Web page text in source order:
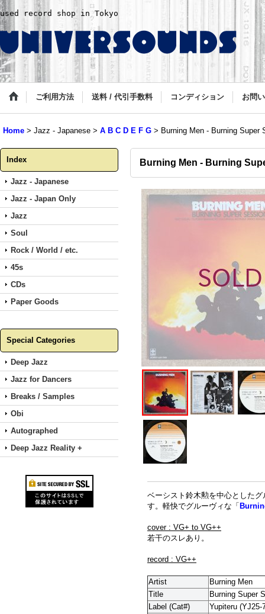
used record shop in Tokyo
ご利用方法 送料 / 代引手数料 コンディション お問
Home > Jazz - Japanese > A B C D E F G > Burning Men - Burning Super
Index
Jazz - Japanese
Jazz - Japan Only
Jazz
Soul
Rock / World / etc.
45s
CDs
Paper Goods
Special Categories
Deep Jazz
Jazz for Dancers
Breaks / Samples
Obi
Autographed
Deep Jazz Reality +
Burning Men - Burning
ベーシスト鈴木勲を中心とした
す。軽快でグルーヴィな「
cover : VG+ to VG++
若干のスレあり。
record : VG++
Artist
Burning Men
Title
Burning Super
Label (Cat#)
Yupiteru (YJ25-